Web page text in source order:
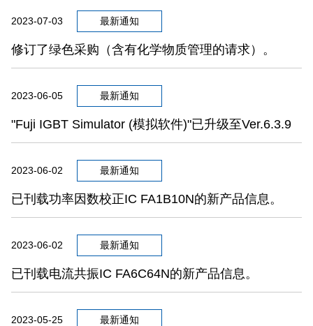
2023-07-03 最新通知
修订了绿色采购（含有化学物质管理的请求）。
2023-06-05 最新通知
"Fuji IGBT Simulator (模拟软件)"已升级至Ver.6.3.9
2023-06-02 最新通知
已刊载功率因数校正IC FA1B10N的新产品信息。
2023-06-02 最新通知
已刊载电流共振IC FA6C64N的新产品信息。
2023-05-25 最新通知